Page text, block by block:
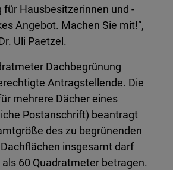
für Hausbesitzerinnen und -
Angebot. Machen Sie mit!“,
Uli Paetzel.
Dachbegrünung
Antragstellende. Die
mehrere Dächer eines
Postanschrift) beantragt
des zu begrünenden
insgesamt darf
60 Quadratmeter betragen.